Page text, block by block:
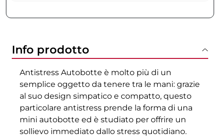
Info prodotto
Antistress Autobotte è molto più di un
semplice oggetto da tenere tra le mani: grazie
al suo design simpatico e compatto, questo
particolare antistress prende la forma di una
mini autobotte ed è studiato per offrire un
sollievo immediato dallo stress quotidiano.